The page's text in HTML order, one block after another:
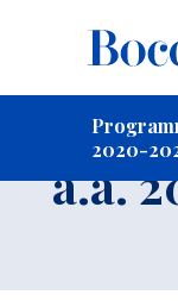
2020-
a.a.